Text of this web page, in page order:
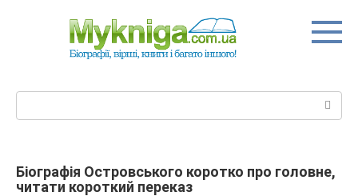
Біографія Островського коротко про головне,
читати короткий переказ